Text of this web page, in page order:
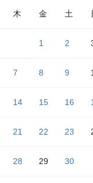
木 金 土
1 2
7 8 9
14 15 16
21 22 23
28 29 30